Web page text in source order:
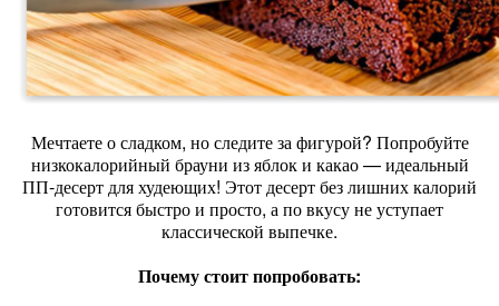
Мечтаете о сладком, но следите за фигурой? Попробуйте
низкокалорийный брауни из яблок и какао — идеальный
ПП‑десерт для худеющих! Этот десерт без лишних калорий
готовится быстро и просто, а по вкусу не уступает
классической выпечке.
Почему стоит попробовать: